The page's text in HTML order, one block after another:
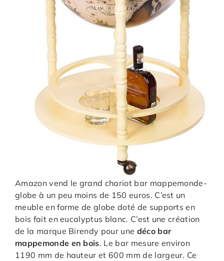
Amazon vend le grand chariot bar mappemonde-
globe à un peu moins de 150 euros. C’est un
meuble en forme de globe doté de supports en
bois fait en eucalyptus blanc. C’est une création
de la marque Birendy pour une déco bar
mappemonde en bois. Le bar mesure environ
1190 mm de hauteur et 600 mm de largeur. Ce